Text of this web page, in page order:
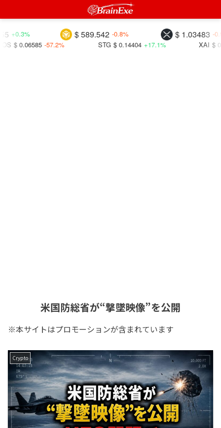
$ 1.03483 -0.9%
$ 589.542 -0.8%
$ 0.00762
$ 0.14404 +17.1%
-57.2%
米国防総省が“撃墜映像”を公開
※本サイトはプロモーションが含まれています
Crypto